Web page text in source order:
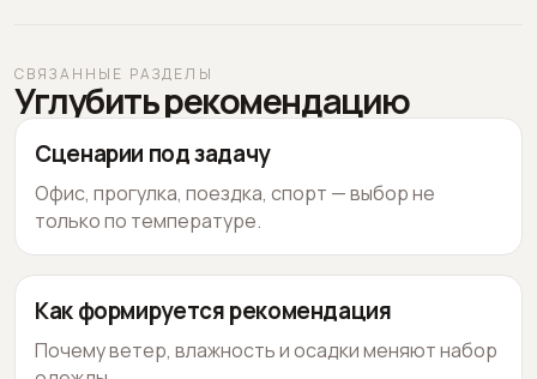
СВЯЗАННЫЕ РАЗДЕЛЫ
Углубить рекомендацию
Сценарии под задачу
Офис, прогулка, поездка, спорт — выбор не
только по температуре.
Как формируется рекомендация
Почему ветер, влажность и осадки меняют набор